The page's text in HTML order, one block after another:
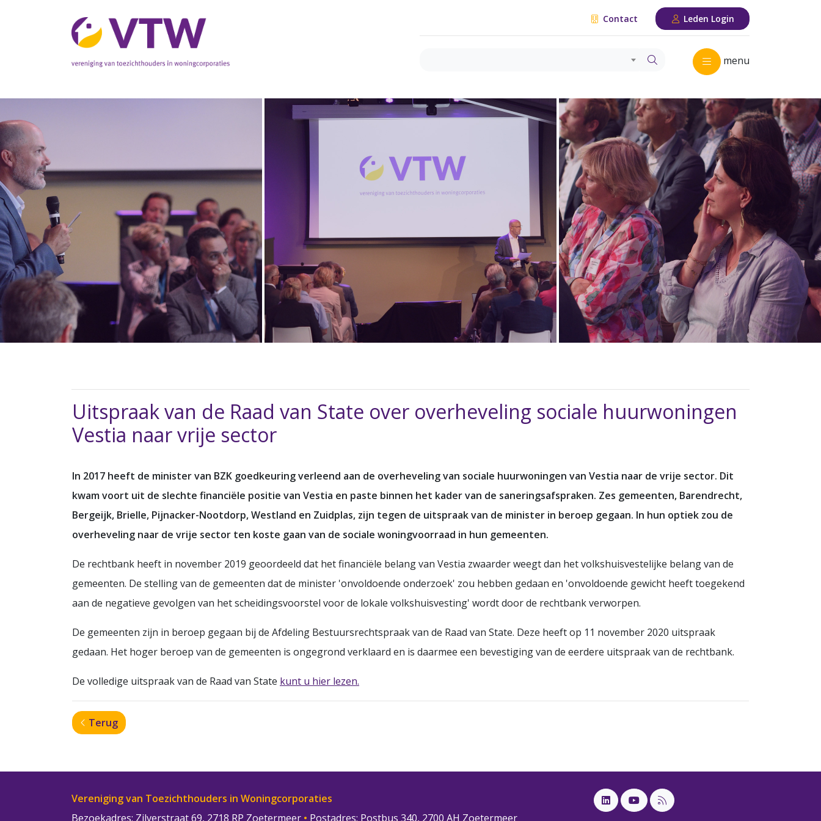
Contact Leden Login
menu
Uitspraak van de Raad van State over overheveling sociale huurwoningen
Vestia naar vrije sector
In 2017 heeft de minister van BZK goedkeuring verleend aan de overheveling van sociale huurwoningen van Vestia naar de vrije sector. Dit
kwam voort uit de slechte financiële positie van Vestia en paste binnen het kader van de saneringsafspraken. Zes gemeenten, Barendrecht,
Bergeijk, Brielle, Pijnacker-Nootdorp, Westland en Zuidplas, zijn tegen de uitspraak van de minister in beroep gegaan. In hun optiek zou de
overheveling naar de vrije sector ten koste gaan van de sociale woningvoorraad in hun gemeenten.
De rechtbank heeft in november 2019 geoordeeld dat het financiële belang van Vestia zwaarder weegt dan het volkshuisvestelijke belang van de
gemeenten. De stelling van de gemeenten dat de minister 'onvoldoende onderzoek' zou hebben gedaan en 'onvoldoende gewicht heeft toegekend
aan de negatieve gevolgen van het scheidingsvoorstel voor de lokale volkshuisvesting' wordt door de rechtbank verworpen.
De gemeenten zijn in beroep gegaan bij de Afdeling Bestuursrechtspraak van de Raad van State. Deze heeft op 11 november 2020 uitspraak
gedaan. Het hoger beroep van de gemeenten is ongegrond verklaard en is daarmee een bevestiging van de eerdere uitspraak van de rechtbank.
De volledige uitspraak van de Raad van State kunt u hier lezen.
Terug
Vereniging van Toezichthouders in Woningcorporaties
Bezoekadres: Zilverstraat 69, 2718 RP Zoetermeer • Postadres: Postbus 340, 2700 AH Zoetermeer